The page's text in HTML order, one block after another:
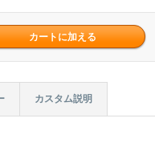
カスタム説明